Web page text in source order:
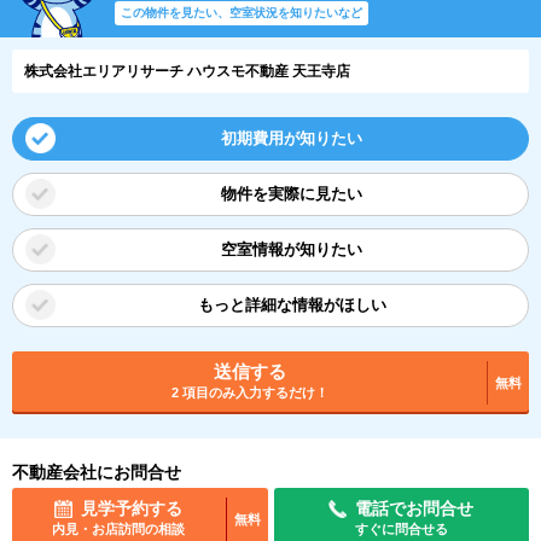
この物件を見たい、空室状況を知りたいなど
株式会社エリアリサーチ ハウスモ不動産 天王寺店
初期費用が知りたい
物件を実際に見たい
空室情報が知りたい
もっと詳細な情報がほしい
送信する
2 項目のみ入力するだけ！
無料
不動産会社にお問合せ
見学予約する
内見・お店訪問の相談
無料
電話でお問合せ
すぐに問合せる